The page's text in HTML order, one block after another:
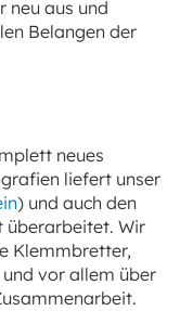
neu aus und
Belangen der
neues
liefert unser
) und auch den
überarbeitet. Wir
Klemmbretter,
vor allem über